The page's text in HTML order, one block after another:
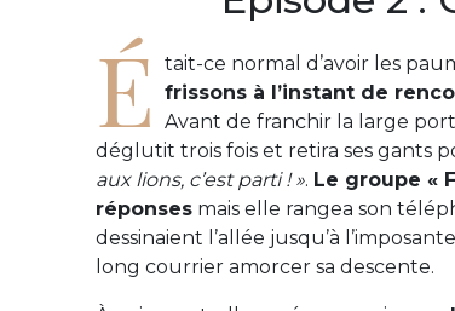
É tait-ce normal d’avoir les
frissons à l’instant de
Avant de franchir la large
déglutit trois fois et retira ses gants
aux lions, c’est parti ! ». Le groupe «
réponses mais elle rangea son
dessinaient l’allée jusqu’à
long courrier amorcer sa descente.